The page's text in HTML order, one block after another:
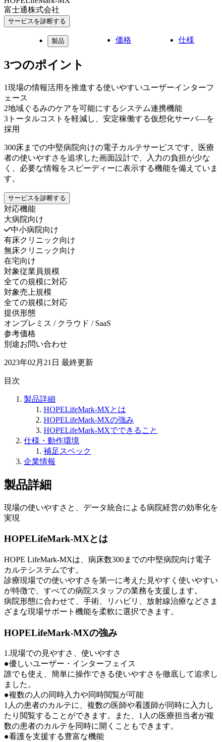
富士通株式会社
サービスを診断する
製品 価格 仕様
3つのポイント
1現場の情報活用を推進する使いやすいユーザーインターフ
ェース
2地域ぐるみのケアを可能にするシステム連携機能
3 トータルコストを軽減し、安定稼働する仮想化サーバ―を
採用
300床までの中堅病院向けの電子カルテサービスです。医療
者の使いやすさを追求した画面設計で、入力の負担が少な
く、必要な情報をスピーディーに表示する機能を備えていま
す。
サービスを診断する
対応機能
大病院向け
中小病院向け
有床クリニック向け
無床クリニック向け
在宅向け
対象従業員規模
全ての規模に対応
対象売上規模
全ての規模に対応
提供形態
オンプレミス / クラウド / SaaS
参考価格
別途お問い合わせ
2023年02月21日 最終更新
目次
製品詳細
HOPELifeMark-MXとは
HOPELifeMark-MXの強み
HOPELifeMark-MXでできること
仕様・動作環境
補足スペック
企業情報
製品詳細
現場の使いやすさと、データ統合による病院経営の効率化を
実現
HOPELifeMark-MXとは
HOPE LifeMark-MXは、病床数300までの中堅病院向け電子
カルテシステムです。
診療現場での使いやすさを第一に考えた見やすく使いやすい
が特徴で、すべての病院スタッフの業務を支援します。
病院形態に合わせて、手術、リハビリ、放射線治療などさま
ざまな現場サポート機能を柔軟に選択できます。
HOPELifeMark-MXの強み
1.現場での見やすさ、使いやすさ
●優しいユーザー・インターフェイス
誰でも使え、簡単に操作できる使いやすさを徹底して追求し
ました。
●複数の人の同時入力や同時閲覧が可能
1人の患者のカルテに、複数の医師や看護師が同時に入力し
たり閲覧することができます。また、1人の医療担当者が複
数の患者のカルテを同時に開くこともできます。
●看護を支援する豊富な機能